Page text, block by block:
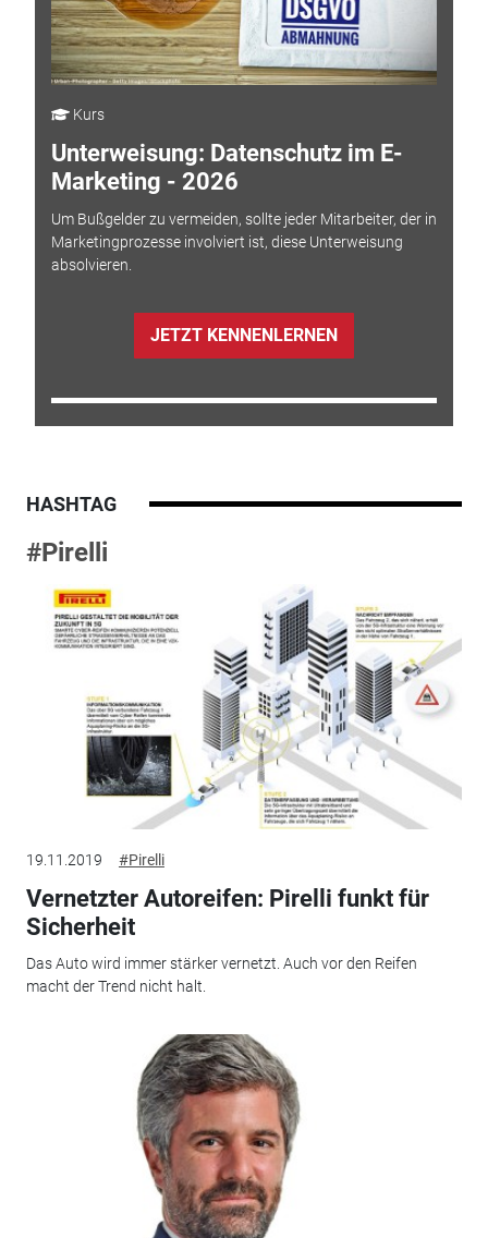
Kurs
Unterweisung: Datenschutz im E-
Marketing - 2026
Um Bußgelder zu vermeiden, sollte jeder Mitarbeiter, der in
Marketingprozesse involviert ist, diese Unterweisung
absolvieren.
JETZT KENNENLERNEN
HASHTAG
#Pirelli
19.11.2019 #Pirelli
Vernetzter Autoreifen: Pirelli funkt für
Sicherheit
Das Auto wird immer stärker vernetzt. Auch vor den Reifen
macht der Trend nicht halt.